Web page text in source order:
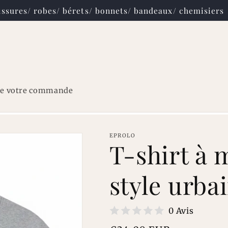
robes/ bérets/ bonnets/ bandeaux/ chemisiers
votre commande
EPROLO
T-shirt à
style
0 Avis